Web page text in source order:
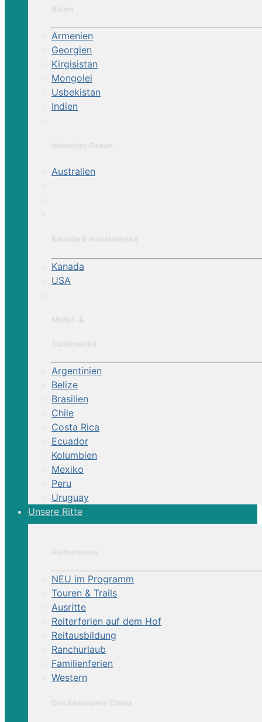
Armenien
Georgien
Kirgisistan
Mongolei
Usbekistan
Indien
Australien
Kanada
USA
Argentinien
Belize
Brasilien
Chile
Costa Rica
Ecuador
Kolumbien
Mexiko
Peru
Uruguay
Unsere Ritte
NEU im Programm
Touren & Trails
Ausritte
Reiterferien auf dem Hof
Reitausbildung
Ranchurlaub
Familienferien
Western